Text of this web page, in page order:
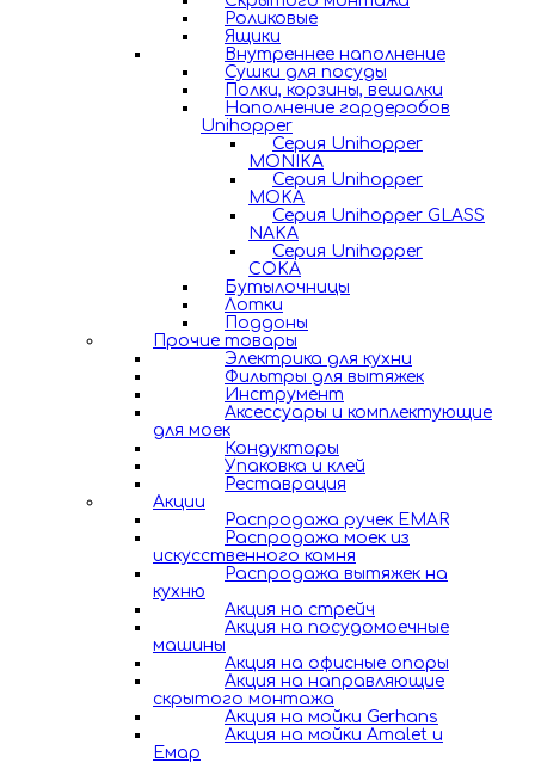
Роликовые
Ящики
Внутреннее наполнение
Сушки для посуды
Полки, корзины, вешалки
Наполнение гардеробов
Unihopper
Серия Unihopper
MONIKA
Серия Unihopper
MOKA
Серия Unihopper GLASS
NAKA
Серия Unihopper
COKA
Бутылочницы
Лотки
Поддоны
Прочие товары
Электрика для кухни
Фильтры для вытяжек
Инструмент
Аксессуары и комплектующие
для моек
Кондукторы
Упаковка и клей
Реставрация
Акции
Распродажа ручек EMAR
Распродажа моек из
искусственного камня
Распродажа вытяжек на
кухню
Акция на стрейч
Акция на посудомоечные
машины
Акция на офисные опоры
Акция на направляющие
скрытого монтажа
Акция на мойки Gerhans
Акция на мойки Amalet и
Емар